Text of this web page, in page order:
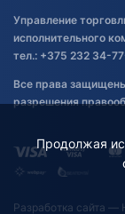
Управление
исполнительного
тел.: +375 232 34-
Все права
разрешения
Разработка сайта —
Продолжая